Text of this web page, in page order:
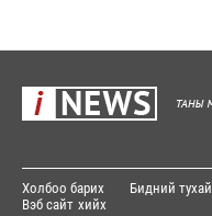
Холбоо барих Бидний тухай
Вэб сайт хийх